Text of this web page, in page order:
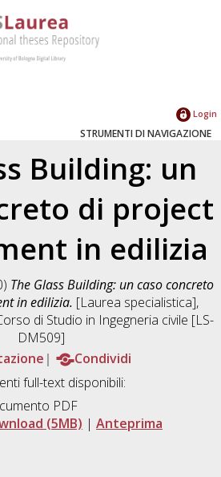
Login
STRUMENTI DI NAVIGAZIONE
Building: un
di project
in edilizia
The Glass Building: un caso concreto
in edilizia. [Laurea specialistica],
di Studio in Ingegneria civile [LS-
DM509]
Condividi
full-text disponibili:
PDF
(5MB) | Anteprima